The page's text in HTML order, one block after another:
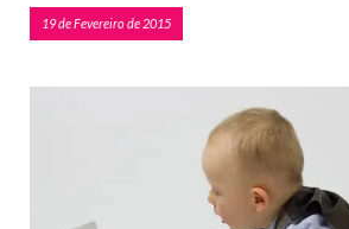
19 de Fevereiro de 2015